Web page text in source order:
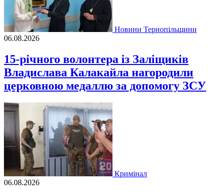
Новини Тернопільщини
06.08.2026
15-річного волонтера із Заліщиків
Владислава Калакайла нагородили
церковною медаллю за допомогу ЗСУ
Кримінал
06.08.2026